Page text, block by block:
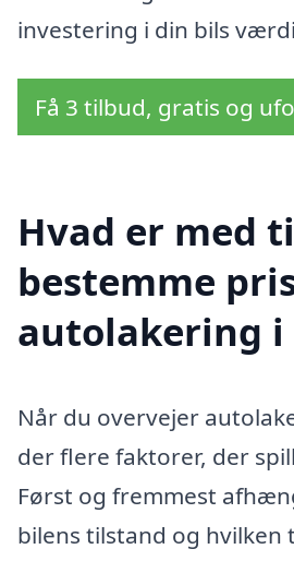
investering i din bils
Få 3 tilbud, gratis og
Hvad er med
bestemme
autolakering i
Når du overvejer
der flere faktorer, der
Først og fremmest
bilens tilstand og hvilken